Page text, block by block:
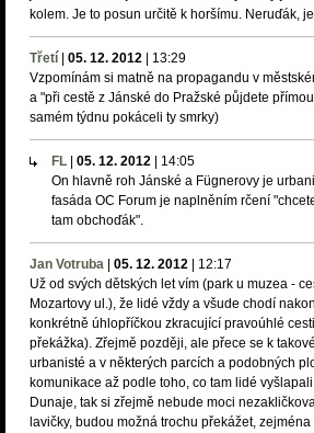
kolem. Je to posun určitě k horšímu. Neruďák,
Třetí 05. 12. 2012 13:29
Vzpomínám si matně na propagandu v
a "při cestě z Jánské do Pražské půjdete
samém týdnu pokáceli ty smrky)
FL 05. 12. 2012 14:05
On hlavně roh Jánské a Fügnerovy je
fasáda OC Forum je naplněním rčení
tam obchoďák".
Jan Votruba 05. 12. 2012 12:17
Už od svých dětských let vím (park u muzea -
Mozartovy ul.), že lidé vždy a všude chodí
konkrétně úhlopříčkou zkracující pravoúhlé
překážka). Zřejmě později, ale přece se k
urbanisté a v některých parcích a podobných
komunikace až podle toho, co tam lidé
Dunaje, tak si zřejmě nebude moci
lavičky, budou možná trochu překážet,